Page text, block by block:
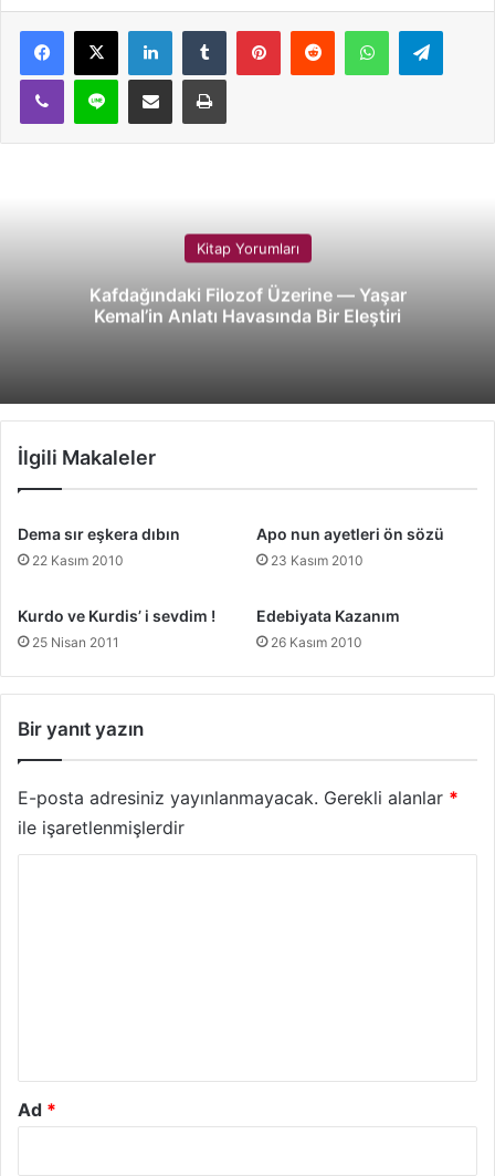
WhatsApp
Kitap Yorumları
Kafdağındaki Filozof Üzerine — Yaşar
Kemal’in Anlatı Havasında Bir Eleştiri
İlgili Makaleler
Dema sır eşkera dıbın
22 Kasım 2010
Apo nun ayetleri ön sözü
23 Kasım 2010
Kurdo ve Kurdis’ i sevdim !
25 Nisan 2011
Edebiyata Kazanım
26 Kasım 2010
Bir yanıt yazın
E-posta adresiniz yayınlanmayacak. Gerekli alanlar *
ile işaretlenmişlerdir
Ad *